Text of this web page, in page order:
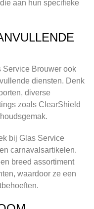
aan hun specifieke
Service Brouwer ook
diensten. Denk
diverse
zoals ClearShield
bij Glas Service
carnavalsartikelen.
breed assortiment
waardoor ze een